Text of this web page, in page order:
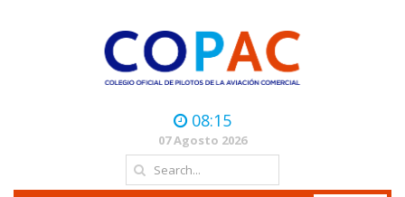
08:15
07 Agosto 2026